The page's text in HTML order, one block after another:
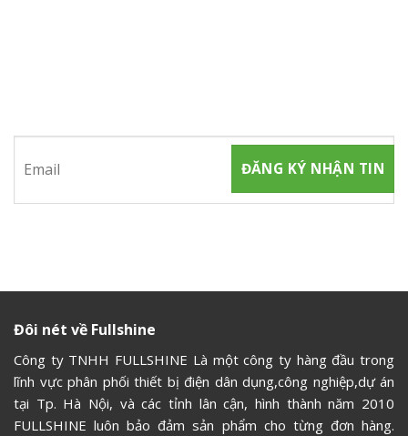
Đôi nét về Fullshine
Công ty TNHH FULLSHINE Là một công ty hàng đầu trong
lĩnh vực phân phối thiết bị điện dân dụng,công nghiệp,dự án
tại Tp. Hà Nội, và các tỉnh lân cận, hình thành năm 2010
FULLSHINE luôn bảo đảm sản phẩm cho từng đơn hàng.